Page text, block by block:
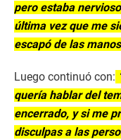
pero estaba
última vez que me
escapó de las
Luego continuó con:
quería hablar del
encerrado, y si me
disculpas a las